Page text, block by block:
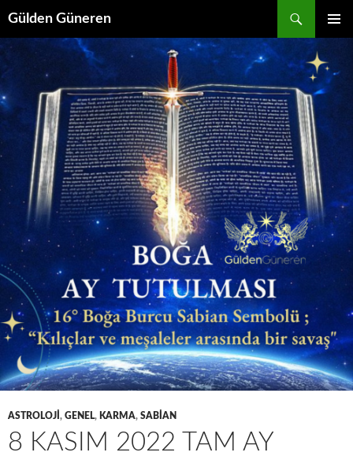
Gülden Güneren
ATLA
ASTROLOJI , GENEL, KARMA, SABIAN
8 KASIM 2022 TAM AY